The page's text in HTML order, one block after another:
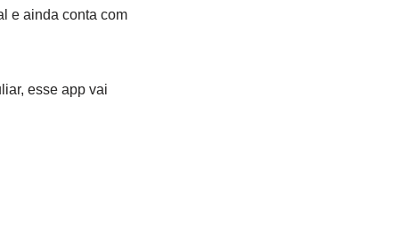
e ainda conta com
esse app vai